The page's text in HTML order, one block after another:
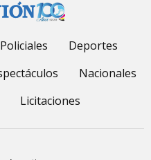
Policiales
Deportes
Nacionales
Licitaciones